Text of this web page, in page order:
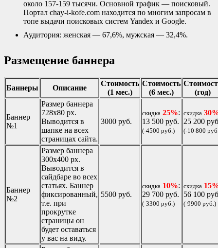
около 157-159 тысячи. Основной трафик — поисковый.
Портал chay-i-kofe.com находится по многим запросам в
топе выдачи поисковых систем Yandex и Google.
Аудитория: женская — 67,6%, мужская — 32,4%.
Размещение баннера
Баннеры Описание
Стоимость
(1 мес.)
Стоимость
(6 мес.)
(год)
Баннер
№1
Размер баннера
728х80 px.
Выводится в
шапке на всех
страницах сайта.
3000 руб.
скидка 25%:
13 500 руб.
(-4500 руб.)
скидка
25 200
(-10 800
Баннер
№2
Размер баннера
300х400 px.
Выводится в
сайдбаре во всех
статьях. Баннер
фиксированный,
т.е. при
прокрутке
страницы он
будет оставаться
у вас на виду.
5500 руб.
скидка 10%:
29 700 руб.
(-3300 руб.)
скидка
56 100
(-9900 руб.)